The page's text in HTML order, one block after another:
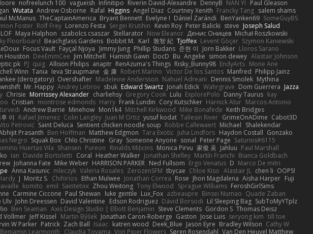
nofreelunch 100 vagueish Infinitipo Riverin David-Alexandre DennyB NAN YI Paul Gleason
Wutata Andrew Osborne Rafal Higgins Angel Diaz Courtney Xenith Francky Tang salem shams
McManus TheCaptainAmerica Bryant Bennett Evelyne I Dániel Zarándi BenYanken69 SomeGuyBS
Foster Rolf Frey Lorenzo Festa Sergei Krutihin Kevin Roy Peter Balicki steve Joseph Salud
Maya Halphon szabolcs csaszar Stellarator Now Eleanor Денис Оницев Michał Roszkowski
Floorboard Beachglass Gardens Bobbit M. Karl 敦智 紀 Tjoffex Levent Göçer Szymon Kaniewski
Focus Vault Fayçal Njoya Jimmy Jung Phillip Studans 준현 이 Jorn Bakker Lloros Sarano
Houston DeeEmmCee Jim Mitchell Hamish Gawn DocD Bu Angelie simon dewey Alastair Johnson
pk PJ quig Allison Philips anaptr RenAzuma's Things Risky_Bunny98 EndyArts Mone Ane
Winn Tania Ieva Straupmane 金 康 Robert Marino Victor De los Santos Manfred Philipp Jainz
(derogatory) Overshafter Madeleine Andersson Nahuel Adreani Dennis Smolek Mythina
Mr. Happy Andrey Lebrov sbuk Edward Swartz Jonah Edick Wahrgrave Dom Guerrera Jazza
Chrisie Morrissey Alexander charliehsy Gregory Cook Lulu ExplorePolo Danny Taurus kay
Cristian montrose edmonds Harry Frank Lundin Cory Kutschker Harnick Atur Marcos Antonio
Andrew Barrie Minehow Mon1k4 Mitchell Kirkwood Mike Bonafede Keith Bridges
이 Rafael Jimenez Colin Langley Juan M Ortiz yusuf kodat Taliesin River GrimeOnADime Cabot3D
Petrović Saint Deluca Sentient chicken noodle soup Robbe Callewaert Michael Shalekendar
Prasanth Ben Hoffman Matthew Edgmon Tara Exotic Juha Lindfors Haydon Costall Gonzako
Negro Squak Box Chlo Christine Gray Someone Anyone sonal Peter Page Saturnis#6115
Huertas Vila Shansen Pureon Rinalds Miļicins Monica Pirvu 家俊 吴 Jahluu Paul Marshall
Ian Davide Bortoletti Coral Heather Walker Jonathan Shelley Martín Franchi Bianca Goldbach
Johanna Fate Mike Weber HARRISON PARKER Ned Fullsom Ergo Venatus D Marco De mitri
Anna Kasunic mleczyk Valeria Rosales ZerozenSFM tbycae Chloe Kiso Alastair JL chen li OOPS!
J Moritz S. Chihirios Ethan Mulwee Jonathan Correa Rose Jhon Magdalena Aisha Harper Fuji
komito emil Saintetixx Zhou Weitong Tony Elwood Sprague Williams FeroshGirlSims
Carmine Ciccone Paul Shewan luke gentile Lux_Fox azbeaupre Binsei Numao Quade Zaban
Ulv John Dreessen David Valentine Edson Rodriguez Dávid Borsodi Lil Sleeping Bag SubToMyYTplz
Ben Seaman Axis Design Studio | Elliott Benjamin Steve Clements Gordon S Thomas Deisz
Vollmer Jeff Kissel Martin Býšek Jonathan Caron-Roberge Gaston Jose Luis seryong kim till toe
W Parker Patrick Zach Ball Isaac katren wood Deek_Blue Jason Eyre Bradley Wilson Cathy W
Benjamin Learmonth Claudia Toyama Von Piper Flowers Søren Rosendahl Van Den Heuvel Matthew